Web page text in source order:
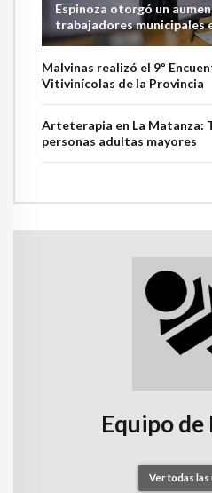
Espinoza otorgó un
trabajadores municipales
Malvinas realizó el 9º
Vitivinícolas de la Provincia
Arteterapia en La Matanza:
personas adultas mayores
Equipo
Ver todas las